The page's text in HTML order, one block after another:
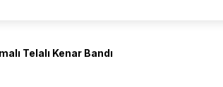
Telalı Kenar Bandı